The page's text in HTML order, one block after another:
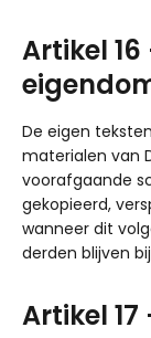
Artikel
De eigen
materialen van
voorafgaande
gekopieerd,
wanneer dit
derden blijven
Artikel